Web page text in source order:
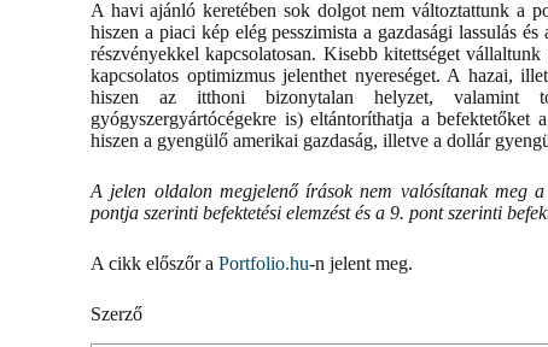
A havi ajánló keretében sok dolgot nem változtattunk a
hiszen a piaci kép elég pesszimista a gazdasági lassulás
részvényekkel kapcsolatosan. Kisebb kitettséget
kapcsolatos optimizmus jelenthet nyereséget. A hazai,
hiszen az itthoni bizonytalan helyzet, valamint
gyógyszergyártócégekre is) eltántoríthatja a
hiszen a gyengülő amerikai gazdaság, illetve a dollár
A jelen oldalon megjelenő írások nem valósítanak
pontja szerinti befektetési elemzést és a 9. pont szerinti
A cikk előszőr a Portfolio.hu-n jelent meg.
Szerző